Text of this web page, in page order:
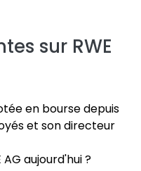
sur RWE
en bourse depuis
et son directeur
aujourd'hui ?